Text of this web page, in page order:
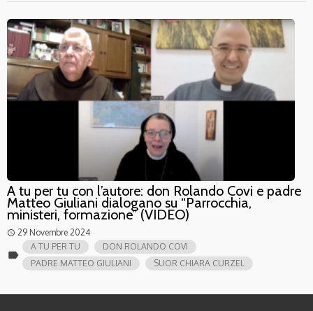
A tu per tu con l’autore: don Rolando Covi e padre
Matteo Giuliani dialogano su “Parrocchia,
ministeri, formazione” (VIDEO)
access_time 29 Novembre 2024
label
A TU PER TU
DON ROLANDO COVI
PADRE MATTEO GIULIANI
SUOR CHIARA CURZEL